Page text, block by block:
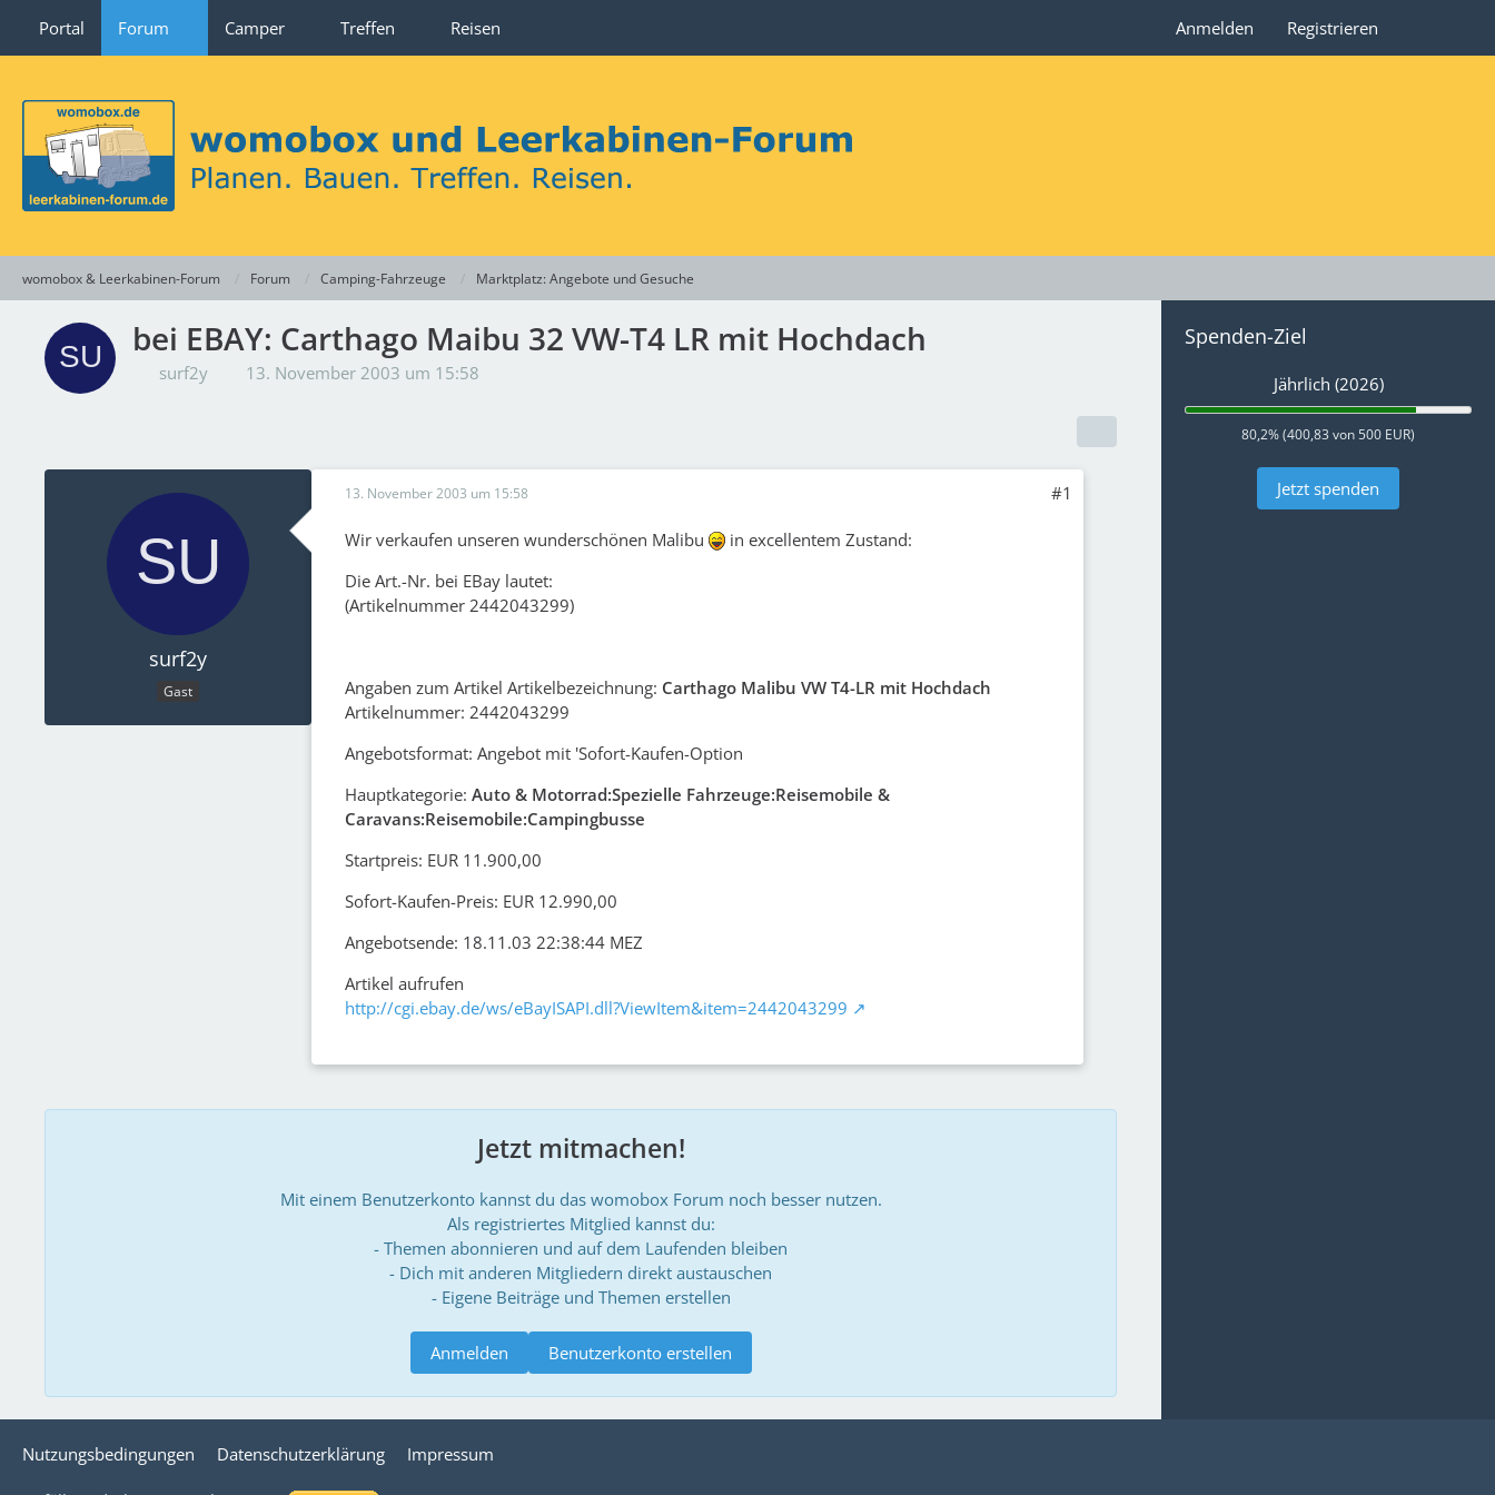
Portal Forum Camper Treffen Reisen Anmelden Registrieren
womobox & Leerkabinen-Forum Forum Camping-Fahrzeuge Marktplatz: Angebote und Gesuche
bei EBAY: Carthago Maibu 32 VW-T4 LR mit Hochdach
surf2y 13. November 2003 um 15:58
surf2y
Gast
13. November 2003 um 15:58 #1
Wir verkaufen unseren wunderschönen Malibu
in excellentem Zustand:
Die Art.-Nr. bei EBay lautet:
(Artikelnummer 2442043299)
Angaben zum Artikel Artikelbezeichnung: Carthago Malibu VW T4-LR mit Hochdach
Artikelnummer: 2442043299
Angebotsformat: Angebot mit 'Sofort-Kaufen-Option
Hauptkategorie: Auto & Motorrad:Spezielle Fahrzeuge:Reisemobile &
Caravans:Reisemobile:Campingbusse
Startpreis: EUR 11.900,00
Sofort-Kaufen-Preis: EUR 12.990,00
Angebotsende: 18.11.03 22:38:44 MEZ
Artikel aufrufen
http://cgi.ebay.de/ws/eBayISAPI.dll?ViewItem&item=2442043299
Jetzt mitmachen!
Mit einem Benutzerkonto kannst du das womobox Forum noch besser nutzen.
Als registriertes Mitglied kannst du:
- Themen abonnieren und auf dem Laufenden bleiben
- Dich mit anderen Mitgliedern direkt austauschen
- Eigene Beiträge und Themen erstellen
Benutzerkonto erstellen
Anmelden
Spenden-Ziel
Jährlich (2026)
80,2% (400,83 von 500 EUR)
Jetzt spenden
Nutzungsbedingungen Datenschutzerklärung Impressum